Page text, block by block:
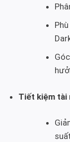
Tiết kiệm tài